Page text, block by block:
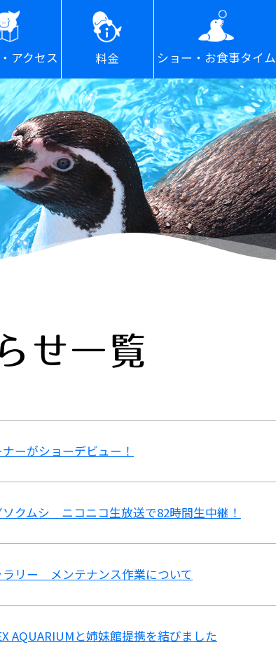
アクセス 料金 ショー・お食事タイム
せ一覧
ーがショーデビュー！
クムシ ニコニコ生放送で82時間生中継！
ラリー メンテナンス作業について
AQUARIUMと姉妹館提携を結びました